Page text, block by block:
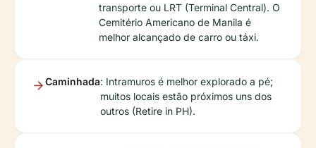
transporte ou LRT (Terminal Central). O
Cemitério Americano de Manila é
melhor alcançado de carro ou táxi.
Caminhada: Intramuros é melhor explorado a pé;
muitos locais estão próximos uns dos
outros (Retire in PH).